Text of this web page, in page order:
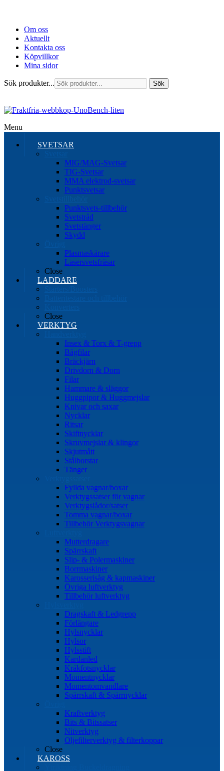
Om oss
Aktuellt
Kontakta oss
Köpvillkor
Mina sidor
Sök produkter... Sök
Menu
SVETSAR
MIG/MAG-Svetsar
TIG-Svetsar
MMA elektrod-svetsar
Punktsvetsar
Punktsvets-tillbehör
Svetstråd
Svetstänger
Skydd
Plasmaskärare
Lasersvetsfräsar
Close
LADDARE
Close
VERKTYG
Insex & Torx & T-grepp
Bågfilar
Bräckjärn
Drivdorn & Dorn
Filar
Hammare & släggor
Huggpipor & Huggmejslar
Knivar och saxar
Nycklar
Ritsar
Skiftnycklar
Skruvmejslar & klingor
Skjutmått
Stålborstar
Tänger
Fyllda vagnar/boxar
Verktygssatser för vagnar
Verktygslådor/satser
Tomma vagnar/boxar
Tillbehör Verktygsvagnar
Mutterdragare
Spärrskaft
Slip- & Polermaskiner
Borrmaskiner
Karosserisåg & kapmaskiner
Övriga luftverktyg
Tillbehör luftverktyg
Dragskaft & Ledgrepp
Förlängare
Hylsnycklar
Hylsor
Hylsstift
Kardanled
Kråkfotsnycklar
Momentnycklar
Momentomvandlare
Spärrskaft & Spärrnycklar
Kraftverktyg
Bits & Bitssatser
Nitverktyg
Oljefilterverktyg & filterkoppar
Close
KAROSS